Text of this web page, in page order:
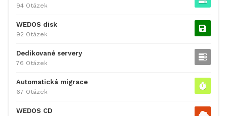
94 Otázek
WEDOS disk
92 Otázek
Dedikované servery
76 Otázek
Automatická migrace
67 Otázek
WEDOS CD